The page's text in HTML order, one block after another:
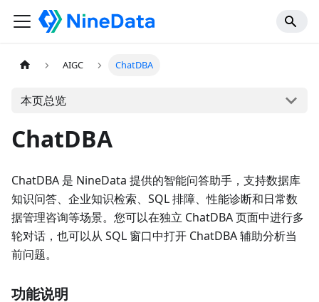
AIGC ChatDBA
本页总览
ChatDBA
ChatDBA 是 NineData 提供的智能问答助手，支持数据库
知识问答、企业知识检索、SQL 排障、性能诊断和日常数
据管理咨询等场景。您可以在独立 ChatDBA 页面中进行多
轮对话，也可以从 SQL 窗口中打开 ChatDBA 辅助分析当
前问题。
功能说明